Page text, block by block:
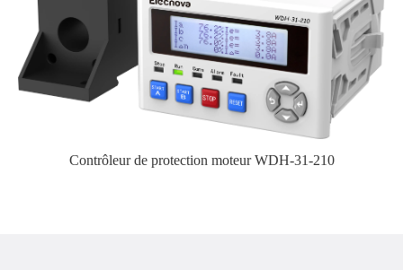
Contrôleur de protection moteur WDH-31-210